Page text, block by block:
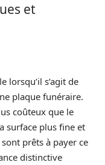
et
lorsqu’il s’agit de
plaque funéraire.
coûteux que le
surface plus fine et
prêts à payer ce
distinctive